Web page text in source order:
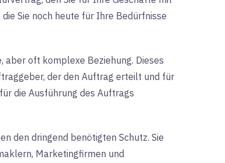
Sie noch heute für Ihre Bedürfnisse
oft komplexe Beziehung. Dieses
der den Auftrag erteilt und für
die Ausführung des Auftrags
den dringend benötigten Schutz. Sie
Marketingfirmen und